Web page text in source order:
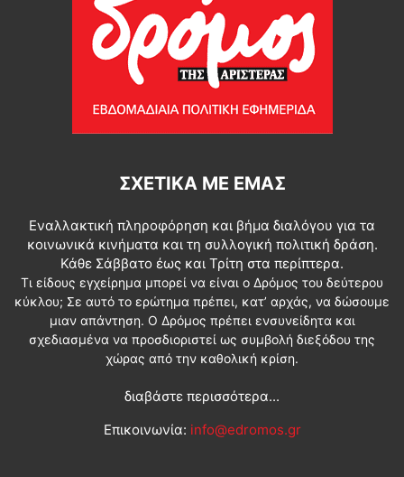
ΣΧΕΤΙΚΆ ΜΕ ΕΜΆΣ
Εναλλακτική πληροφόρηση και βήμα διαλόγου για τα
κοινωνικά κινήματα και τη συλλογική πολιτική δράση.
Κάθε Σάββατο έως και Τρίτη στα περίπτερα.
Τι είδους εγχείρημα μπορεί να είναι ο Δρόμος του δεύτερου
κύκλου; Σε αυτό το ερώτημα πρέπει, κατ’ αρχάς, να δώσουμε
μιαν απάντηση. Ο Δρόμος πρέπει ενσυνείδητα και
σχεδιασμένα να προσδιοριστεί ως συμβολή διεξόδου της
χώρας από την καθολική κρίση.
διαβάστε περισσότερα...
Επικοινωνία: info@edromos.gr